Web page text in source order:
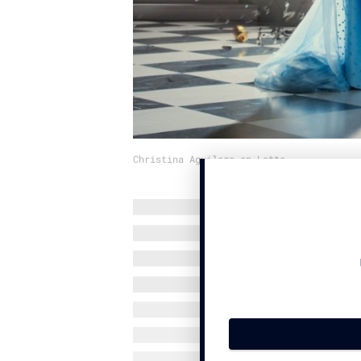
Christina Aguilera en Latto